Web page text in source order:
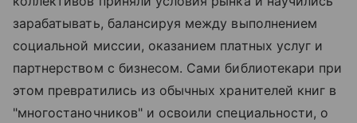
зарабатывать, балансируя между выполнением
социальной миссии, оказанием платных услуг и
партнерством с бизнесом. Сами библиотекари при
этом превратились из обычных хранителей книг в
"многостаночников" и освоили специальности, о